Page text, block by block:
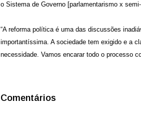
o Sistema de Governo [parlamentarismo x
“A reforma política é uma das discussões
importantíssima. A sociedade tem exigido e a
necessidade. Vamos encarar todo o processo
Comentários